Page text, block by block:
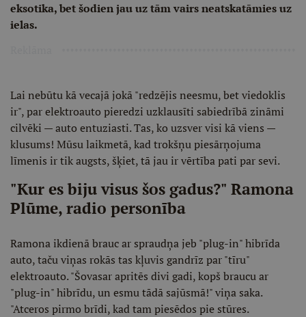
eksotika, bet šodien jau uz tām vairs neatskatāmies uz
ielas.
Lai nebūtu kā vecajā jokā "redzējis neesmu, bet viedoklis
ir", par elektroauto pieredzi uzklausīti sabiedrībā zināmi
cilvēki — auto entuziasti. Tas, ko uzsver visi kā viens —
klusums! Mūsu laikmetā, kad trokšņu piesārņojuma
līmenis ir tik augsts, šķiet, tā jau ir vērtība pati par sevi.
"Kur es biju visus šos gadus?" Ramona
Plūme, radio personība
Ramona ikdienā brauc ar spraudņa jeb "plug-in" hibrīda
auto, taču viņas rokās tas kļuvis gandrīz par "tīru"
elektroauto. "Šovasar apritēs divi gadi, kopš braucu ar
"plug-in" hibrīdu, un esmu tādā sajūsmā!" viņa saka.
"Atceros pirmo brīdi, kad tam piesēdos pie stūres.